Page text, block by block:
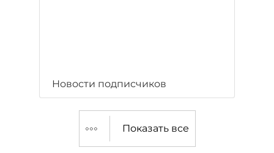
Новости подписчиков
Показать все